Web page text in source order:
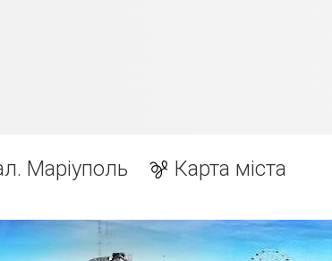
Маріуполь Карта міста